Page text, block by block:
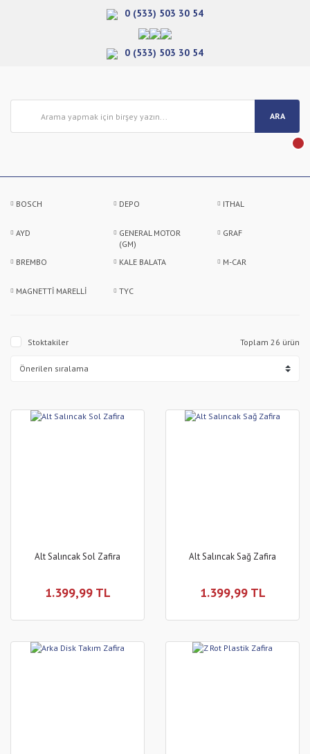
0 (533) 503 30 54
0 (533) 503 30 54
ARA
BOSCH DEPO ITHAL
AYD
GENERAL MOTOR
(GM)
GRAF
BREMBO KALE BALATA M-CAR
MAGNETTİ MARELLİ TYC
Stoktakiler Toplam 26 ürün
Alt Salıncak Sol Zafira
1.399,99 TL
Alt Salıncak Sağ Zafira
1.399,99 TL